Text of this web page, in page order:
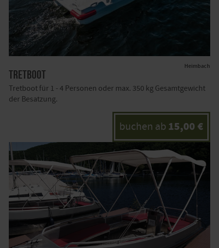
Heimbach
Tretboot
Tretboot für 1 - 4 Personen oder max. 350 kg Gesamtgewicht
der Besatzung.
buchen ab 15,00 €